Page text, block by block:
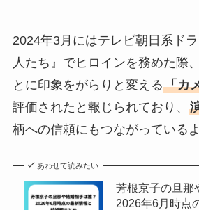
2024年3月にはテレビ朝日系ド
人たち』でヒロインを務めた際
とに印象をがらりと変える「カ
評価されたと報じられており、
柄への信頼にもつながっているよ
あわせて読みたい
芳根京子の旦那
2026年6月時点